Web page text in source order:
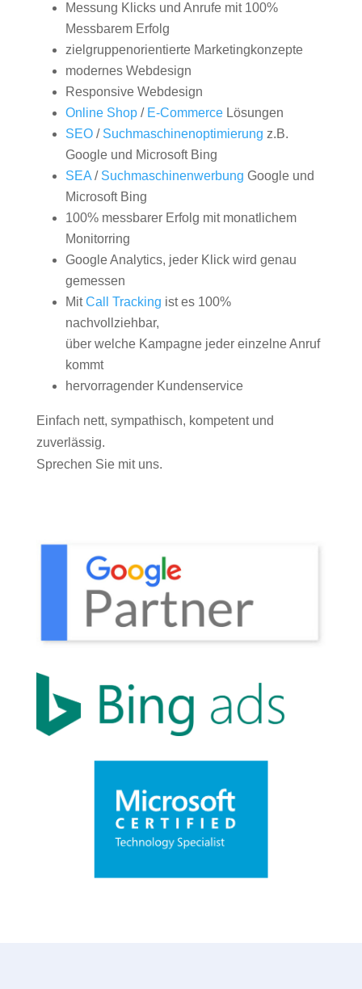
Messung Klicks und Anrufe mit 100%
Messbarem Erfolg
zielgruppenorientierte Marketingkonzepte
modernes Webdesign
Responsive Webdesign
Online Shop/ E-CommerceLösungen
SEO/ Suchmaschinenoptimierung z.B.
Google und Microsoft Bing
SEA/ Suchmaschinenwerbung Google und
Microsoft Bing
100% messbarer Erfolg mit monatlichem
Monitorring
Google Analytics, jeder Klick wird genau
gemessen
MitCall Tracking ist es 100%
nachvollziehbar,
über welche Kampagne jeder einzelne Anruf
kommt
hervorragender Kundenservice
Einfach nett, sympathisch, kompetent und
zuverlässig.
Sprechen Sie mit uns.